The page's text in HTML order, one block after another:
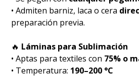
• Admiten barniz, laca o cera
preparación previa.
🔥 Láminas para Sublimación
• Aptas para textiles con 75% o
• Temperatura: 190–200 °C